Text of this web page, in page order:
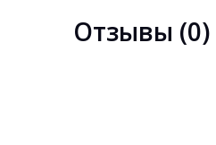
Отзывы (0)